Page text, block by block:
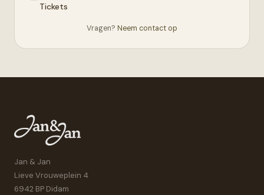
Tickets
Vragen? Neem contact op
Jan & Jan
Lieve Vrouweplein 4
6942 BP Didam